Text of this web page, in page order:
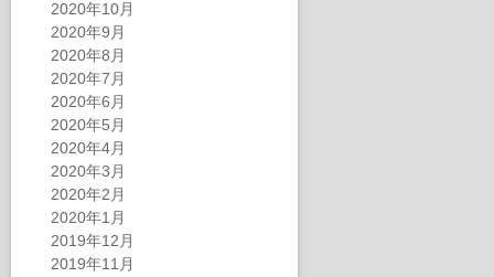
2020年10月
2020年9月
2020年8月
2020年7月
2020年6月
2020年5月
2020年4月
2020年3月
2020年2月
2020年1月
2019年12月
2019年11月